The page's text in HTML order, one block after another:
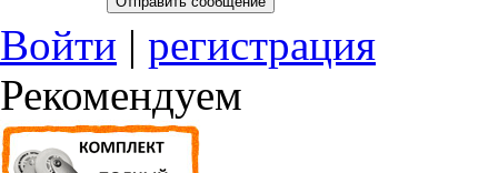
Войти | регистрация
Рекомендуем